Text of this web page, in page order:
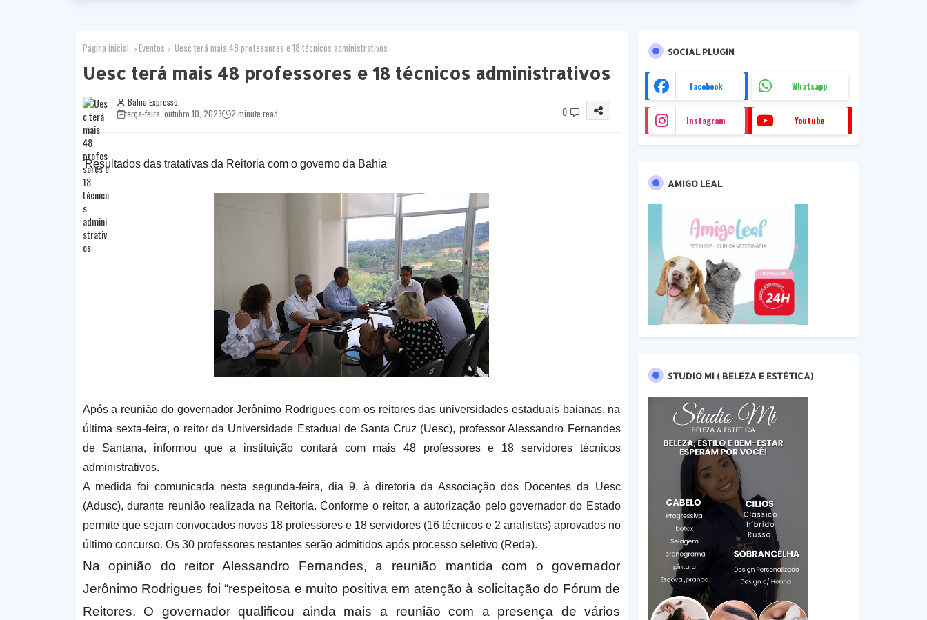
Página inicial Eventos Uesc terá mais 48 professores e 18 técnicos administrativos
Uesc terá mais 48 professores e 18 técnicos administrativos
Bahia Expresso
terça-feira, outubro 10, 2023
2 minute read 0
Resultados das tratativas da Reitoria com o governo da Bahia
Após a reunião do governador Jerônimo Rodrigues com os reitores das universidades estaduais baianas, na
última sexta-feira, o reitor da Universidade Estadual de Santa Cruz (Uesc), professor Alessandro Fernandes
de Santana, informou que a instituição contará com mais 48 professores e 18 servidores técnicos
administrativos.
A medida foi comunicada nesta segunda-feira, dia 9, à diretoria da Associação dos Docentes da Uesc
(Adusc), durante reunião realizada na Reitoria. Conforme o reitor, a autorização pelo governador do Estado
permite que sejam convocados novos 18 professores e 18 servidores (16 técnicos e 2 analistas) aprovados no
último concurso. Os 30 professores restantes serão admitidos após processo seletivo (Reda).
Na opinião do reitor Alessandro Fernandes, a reunião mantida com o governador
Jerônimo Rodrigues foi “respeitosa e muito positiva em atenção à solicitação do Fórum de
Reitores. O governador qualificou ainda mais a reunião com a presença de vários
SOCIAL PLUGIN
Facebook Whatsapp
Instagram Youtube
AMIGO LEAL
STUDIO MI ( BELEZA E ESTÉTICA)